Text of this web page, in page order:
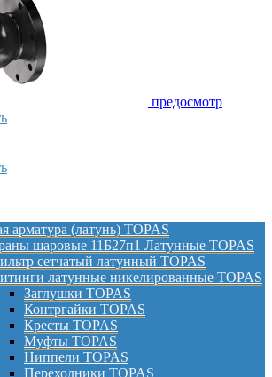
предосмотр
арматура (латунь) TOPAS
шаровые 11Б27п1 Латунные TOPAS
сетчатый латунный TOPAS
латунные никелированные TOPAS
Заглушки TOPAS
Контргайки TOPAS
Кресты TOPAS
Муфты TOPAS
Ниппели TOPAS
Переходники TOPAS